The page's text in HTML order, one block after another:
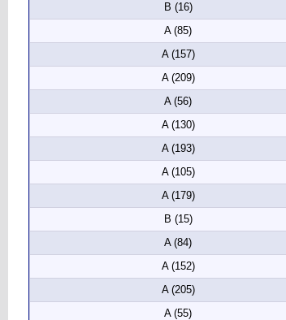
B (16)
A (85)
A (157)
A (209)
A (56)
A (130)
A (193)
A (105)
A (179)
B (15)
A (84)
A (152)
A (205)
A (55)